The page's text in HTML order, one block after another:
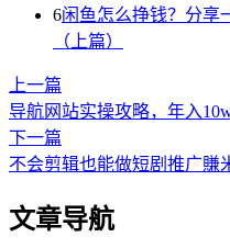
6闲鱼怎么挣钱？分享
（上篇）
上一篇
导航网站实操攻略，年入
下一篇
不会剪辑也能做短剧推广賺
文章导航